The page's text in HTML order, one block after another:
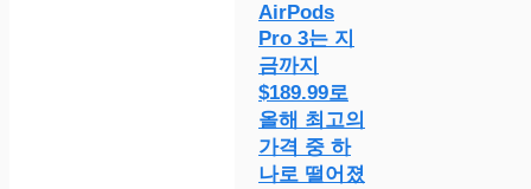
AirPods
Pro 3는 지
금까지
$189.99로
올해 최고의
가격 중 하
나로 떨어졌